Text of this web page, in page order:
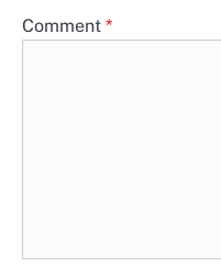
Comment *